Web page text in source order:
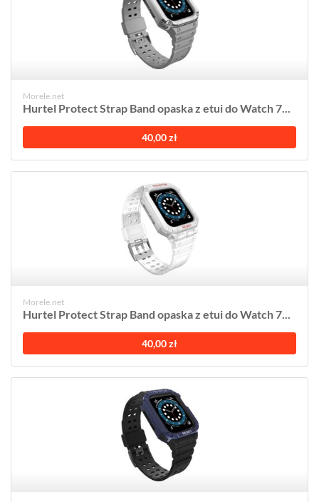
Morele.net
Hurtel Protect Strap Band opaska z etui do Watch 7...
40,00 zł
Morele.net
Hurtel Protect Strap Band opaska z etui do Watch 7...
40,00 zł